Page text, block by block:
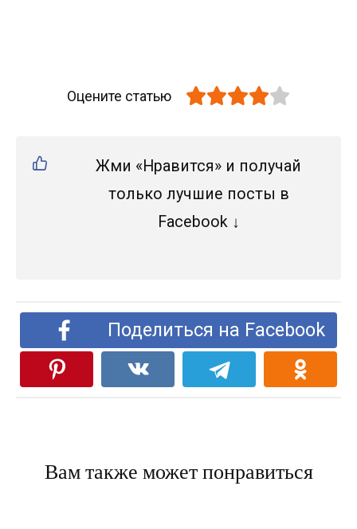
Оцените статью
Жми «Нравится» и получай
только лучшие посты в
Facebook ↓
Поделиться на Facebook
Вам также может понравиться